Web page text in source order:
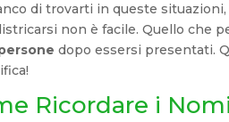
di trovarti in queste
non è facile. Quello che
dopo essersi presentati.
Ricordare i